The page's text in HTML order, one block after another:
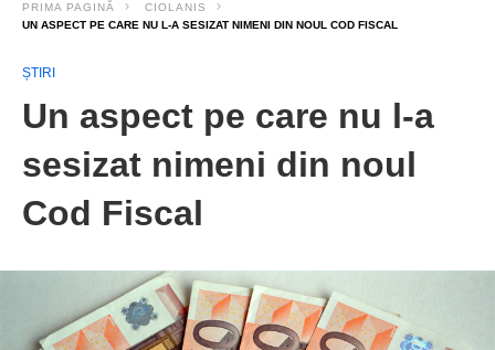
PRIMA PAGINĂ
CIOLANIS
UN ASPECT PE CARE NU L-A SESIZAT NIMENI DIN NOUL COD FISCAL
ȘTIRI
Un aspect pe care nu l-a
sesizat nimeni din noul
Cod Fiscal